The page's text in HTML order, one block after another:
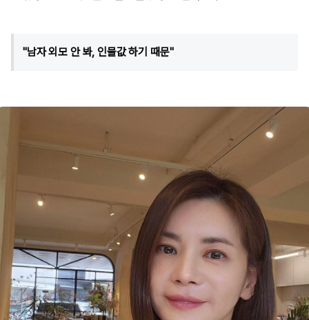
"남자 외모 안 봐, 인물값 하기 때문"